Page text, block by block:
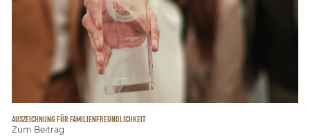
AUSZEICHNUNG FÜR FAMILIENFREUNDLICHKEIT
Zum Beitrag